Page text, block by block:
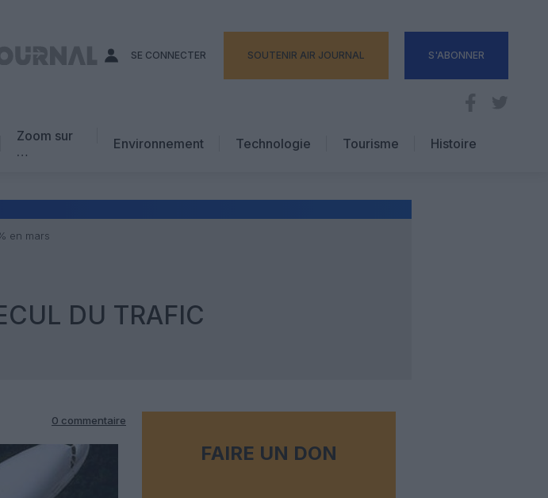
SE CONNECTER SOUTENIR AIR JOURNAL S'ABONNER
Zoom sur
…
Avis d’expert
Environnement Technologie
Tourisme
Hôtellerie
Histoire
en mars
DU TRAFIC
0 commentaire
FAIRE UN DON